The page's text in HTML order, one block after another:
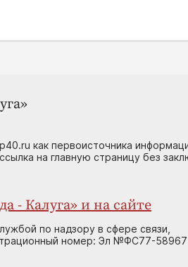
как первоисточника
на главную страницу без
- Калуга» и на сайте
по надзору в сфере связи,
номер: Эл №ФС77-58967